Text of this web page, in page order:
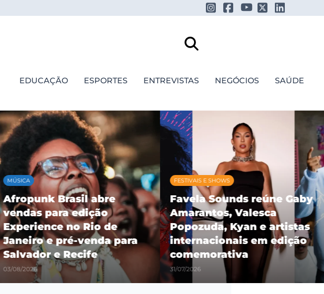
EDUCAÇÃO ESPORTES ENTREVISTAS NEGÓCIOS SAÚDE
MÚSICA
Afropunk Brasil abre
vendas para edição
Experience no Rio de
Janeiro e pré-venda para
Salvador e Recife
03/08/2026
FESTIVAIS E SHOWS
Favela Sounds reúne Gaby
Amarantos, Valesca
Popozuda, Kyan e artistas
internacionais em edição
comemorativa
31/07/2026